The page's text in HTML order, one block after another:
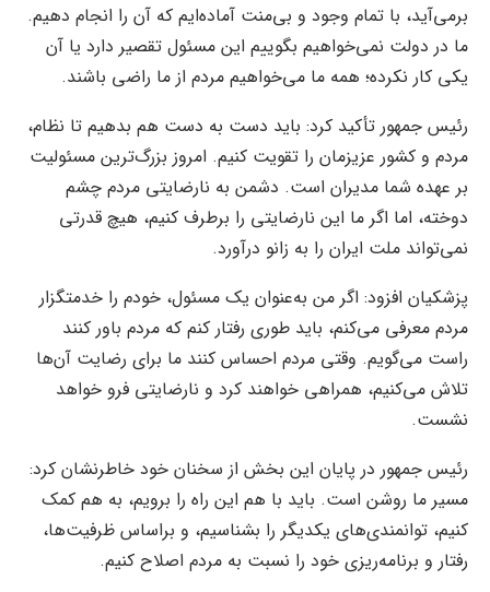
برمی‌آید، با تمام وجود و بی‌منت آماده‌ایم که آن را انجام دهیم.
ما در دولت نمی‌خواهیم بگوییم این مسئول تقصیر دارد یا آن
یکی کار نکرده؛ همه ما می‌خواهیم مردم از ما راضی باشند.
رئیس جمهور تأکید کرد: باید دست به دست هم بدهیم تا نظام،
مردم و کشور عزیزمان را تقویت کنیم. امروز بزرگ‌ترین مسئولیت
بر عهده شما مدیران است. دشمن به نارضایتی مردم چشم
دوخته، اما اگر ما این نارضایتی را برطرف کنیم، هیچ قدرتی
نمی‌تواند ملت ایران را به زانو درآورد.
پزشکیان افزود: اگر من به‌عنوان یک مسئول، خودم را خدمتگزار
مردم معرفی می‌کنم، باید طوری رفتار کنم که مردم باور کنند
راست می‌گویم. وقتی مردم احساس کنند ما برای رضایت آن‌ها
تلاش می‌کنیم، همراهی خواهند کرد و نارضایتی فرو خواهد
نشست.
رئیس جمهور در پایان این بخش از سخنان خود خاطرنشان کرد:
مسیر ما روشن است. باید با هم این راه را برویم، به هم کمک
کنیم، توانمندی‌های یکدیگر را بشناسیم، و براساس ظرفیت‌ها،
رفتار و برنامه‌ریزی خود را نسبت به مردم اصلاح کنیم.